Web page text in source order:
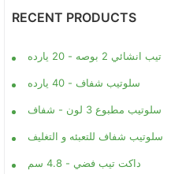
RECENT PRODUCTS
تيب انشائي 2 بوصه - 20 يارده
سلوتيب شفاف - 40 يارده
سلوتيب مطبوع 3 لون - شفاف
سلوتيب شفاف للتعبئه و التغليف
داكت تيب فضي - 4.8 سم